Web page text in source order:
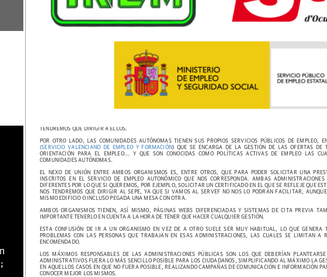
Conoce las diferencias entre los diferentes organismos públicos de empleo./
EL OTRO DÍA UNA CONOCIDA ME DECÍA QUE ESA TARDE SE IBA A IR A COMPRAR AL PRYCA. ME RESULTÓ CURIOSO
AÑOS (PRYCA PASÓ A LLAMARSE CARREFOUR EN EL AÑO 2000), Y DEL DINERO INVERTIDO EN PUBLICIDAD
CUANTO A SU NOMBRE, SINO MÁS IMPORTANTE SI CABE, EN CUANTO A LAS COMPETENCIAS QUE TIENEN
INEM, SEPE, SERVEF, ¿SON EXACTAMENTE LO MISMO? ¿REALIZAN LOS MISMOS TRÁMITES? ¿CUÁNDO ME TENGO
LO PRIMERO DE TODO ES ACLARAR QUE EL INEM YA NO EXISTE, Y NO EXISTE DESDE EL AÑO 2009 EN QUE
SIGLAS SPEE, PASÓ A DENOMINARSE
SEPE (SERVICIO PÚBLICO DE EMPLEO ESTATAL ). ES HABITUAL COMPROBAR,
REFIRIENDO A LA “OFICINA DEL PARO” COMO EL INEM, Y ES INCLUSO NORMAL VER COMO UTILIZAN
TENDRÍAMOS POR TANTO DOS ORGANISMOS, POR UN LADO EL SEPE, QUE DEPENDE DEL MINISTERIO DE
TENDREMOS QUE DIRIGIR A ELLOS.
POR OTRO LADO, LAS COMUNIDADES AUTÓNOMAS TIENEN SUS PROPIOS SERVICIOS PÚBLICOS DE EMPLEO,
(SERVICIO VALENCIANO DE EMPLEO Y FORMACIÓN ) QUE SE ENCARGA DE LA GESTIÓN DE LAS OFERTAS DE
ORIENTACIÓN PARA EL EMPLEO... Y QUE SON CONOCIDAS COMO POLÍTICAS ACTIVAS DE EMPLEO LAS
COMUNIDADES AUTÓNOMAS.
EL NEXO DE UNIÓN ENTRE AMBOS ORGANISMOS ES, ENTRE OTROS, QUE PARA PODER SOLICITAR UNA
INSCRITOS EN EL SERVICIO DE EMPLEO AUTONÓMICO QUE NOS CORRESPONDA. AMBAS
DIFERENTES POR LO QUE SI QUEREMOS, POR EJEMPLO, SOLICITAR UN CERTIFICADO EN EL QUE SE REFLEJE QUE
NOS TENDREMOS QUE DIRIGIR AL SEPE, YA QUE SI VAMOS AL SERVEF NO NOS LO PODRÁN FACILITAR,
MISMO EDIFICIO O INCLUSO PEGADA UNA MESA CON OTRA.
AMBOS ORGANISMOS TIENEN, ASÍ MISMO, PÁGINAS WEBS DIFERENCIADAS Y SISTEMAS DE CITA PREVIA
IMPORTANTE TENERLO EN CUENTA A LA HORA DE TENER QUE HACER CUALQUIER GESTIÓN.
ESTA CONFUSIÓN DE IR A UN ORGANISMO EN VEZ DE A OTRO SUELE SER MUY HABITUAL, LO QUE GENERA
PROBLEMAS CON LAS PERSONAS QUE TRABAJAN EN ESAS ADMINISTRACIONES, LAS CUALES SE LIMITAN A
ENCOMENDADO.
LOS MÁXIMOS RESPONSABLES DE LAS ADMINISTRACIONES PÚBLICAS SON LOS QUE DEBERÍAN
ADMINISTRATIVOS FUERA LO MÁS SENCILLO POSIBLE PARA LOS CIUDADANOS, SIMPLIFICANDO AL MÁXIMO LA
EN AQUELLOS CASOS EN QUE NO FUERA POSIBLE, REALIZANDO CAMPAÑAS DE COMUNICACIÓN E INFORMACIÓN
CONOCER MEJOR LOS MISMOS.